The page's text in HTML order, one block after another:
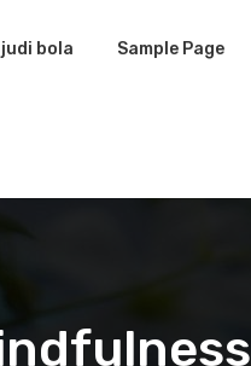
bola Sample Page